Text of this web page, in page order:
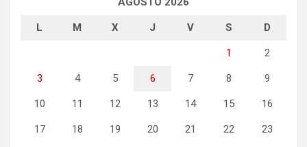
L M X J V S D
1 2
3 4 5 6 7 8 9
10 11 12 13 14 15 16
17 18 19 20 21 22 23